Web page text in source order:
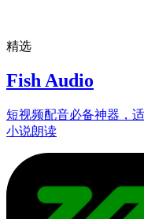
精选
Fish Audio
短视频配音必备神器，
小说朗读